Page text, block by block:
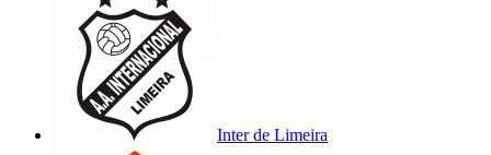
Inter de Limeira